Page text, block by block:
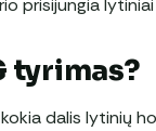
prisijungia
tyrimas?
dalis lytinių